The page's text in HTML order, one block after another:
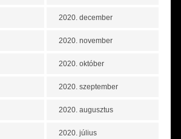
2020. december
2020. november
2020. október
2020. szeptember
2020. augusztus
2020. július